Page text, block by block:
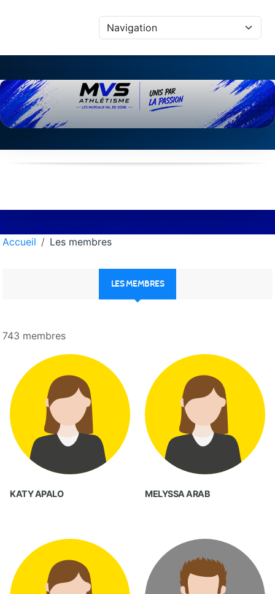
Accueil Les membres
LES MEMBRES
743 membres
KATY APALO MELYSSA ARAB